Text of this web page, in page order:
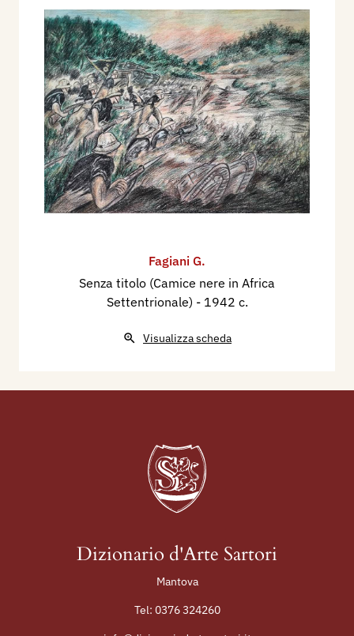
Fagiani G.
Senza titolo (Camice nere in Africa
Settentrionale) - 1942 c.
Visualizza scheda
Dizionario d'Arte Sartori
Mantova
Tel: 0376 324260